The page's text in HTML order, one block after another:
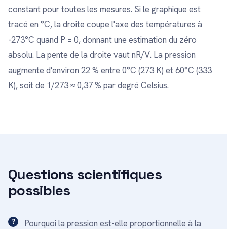
constant pour toutes les mesures. Si le graphique est
tracé en °C, la droite coupe l'axe des températures à
-273°C quand P = 0, donnant une estimation du zéro
absolu. La pente de la droite vaut nR/V. La pression
augmente d'environ 22 % entre 0°C (273 K) et 60°C (333
K), soit de 1/273 ≈ 0,37 % par degré Celsius.
Questions scientifiques
possibles
Pourquoi la pression est-elle proportionnelle à la